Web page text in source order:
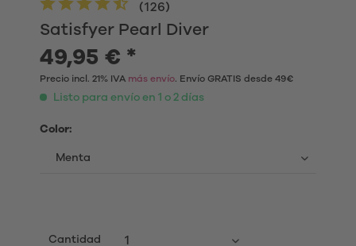
Satisfyer Pearl Diver
(126)
49,95 € *
Precio incl. 21% IVA más envío. Envío GRATIS desde 49€
Listo para envío en 1 o 2 días
Color:
Cantidad